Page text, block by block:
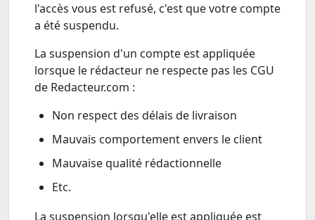
l'accès vous est refusé, c'est que votre compte
a été suspendu.
La suspension d'un compte est appliquée
lorsque le rédacteur ne respecte pas les CGU
de Redacteur.com :
Non respect des délais de livraison
Mauvais comportement envers le client
Mauvaise qualité rédactionnelle
Etc.
La suspension lorsqu'elle est appliquée est